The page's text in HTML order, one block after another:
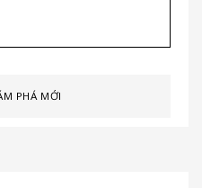
PHÁ MỚI